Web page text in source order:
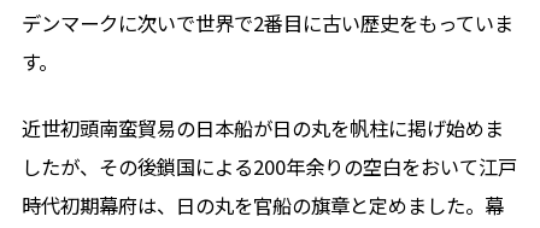
デンマークに次いで世界で2番目に古い歴史をもっていま
す。
近世初頭南蛮貿易の日本船が日の丸を帆柱に掲げ始めま
したが、その後鎖国による200年余りの空白をおいて江戸
時代初期幕府は、日の丸を官船の旗章と定めました。幕